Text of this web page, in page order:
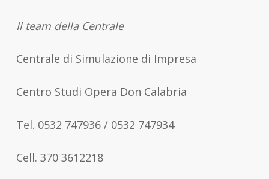
Il team della Centrale
Centrale di Simulazione di Impresa
Centro Studi Opera Don Calabria
Tel. 0532 747936 / 0532 747934
Cell. 370 3612218